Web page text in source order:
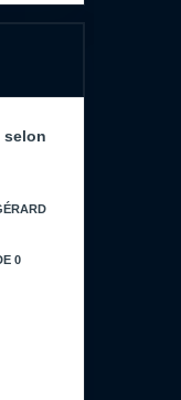
selon
0